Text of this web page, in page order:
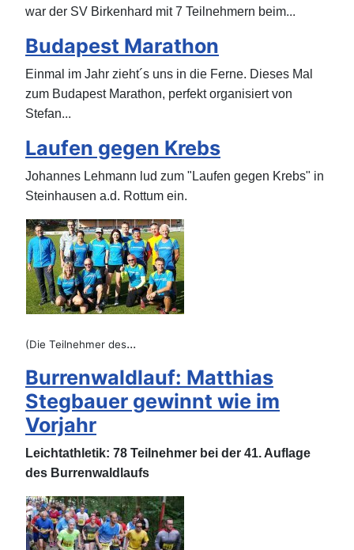
war der SV Birkenhard mit 7 Teilnehmern beim...
Budapest Marathon
Einmal im Jahr zieht´s uns in die Ferne. Dieses Mal
zum Budapest Marathon, perfekt organisiert von
Stefan...
Laufen gegen Krebs
Johannes Lehmann lud zum "Laufen gegen Krebs" in
Steinhausen a.d. Rottum ein.
(Die Teilnehmer des...
Burrenwaldlauf: Matthias
Stegbauer gewinnt wie im
Vorjahr
Leichtathletik: 78 Teilnehmer bei der 41. Auflage
des Burrenwaldlaufs